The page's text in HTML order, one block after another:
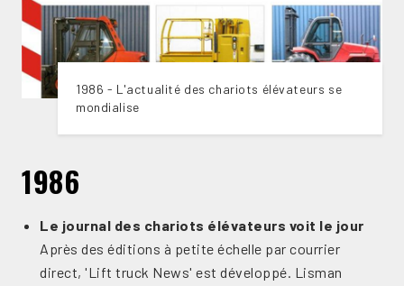
1986 - L'actualité des chariots élévateurs se
mondialise
1986
Le journal des chariots élévateurs voit le jour
Après des éditions à petite échelle par courrier
direct, 'Lift truck News' est développé. Lisman